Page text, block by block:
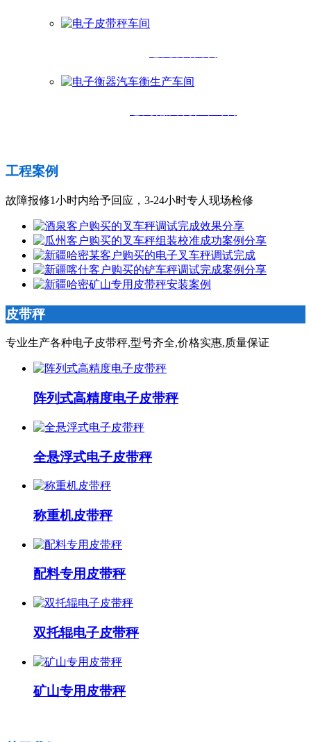
工程案例
故障报修1小时内给予回应，3-24小时专人现场检修
皮带秤
专业生产各种电子皮带秤,型号齐全,价格实惠,质量保证
阵列式高精度电子皮带秤
全悬浮式电子皮带秤
称重机皮带秤
配料专用皮带秤
双托辊电子皮带秤
矿山专用皮带秤